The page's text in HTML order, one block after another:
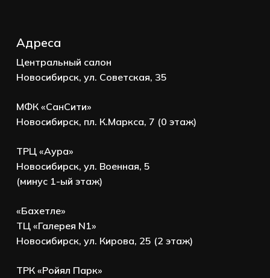
Адреса
Центральный салон
Новосибирск, ул. Советская, 35
МФК «СанСити»
Новосибирск, пл. К.Маркса, 7 (0 этаж)
ТРЦ «Аура»
Новосибирск, ул. Военная, 5
(минус 1-ый этаж)
«Бахетле»
ТЦ «Галерея N1»
Новосибирск, ул. Кирова, 25 (2 этаж)
ТРК «Ройял Парк»